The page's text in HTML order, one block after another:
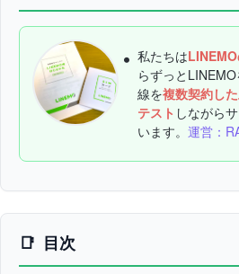
私たちは
らずっと
線を複数契約し
テスト しながら
います。 運営：
目次